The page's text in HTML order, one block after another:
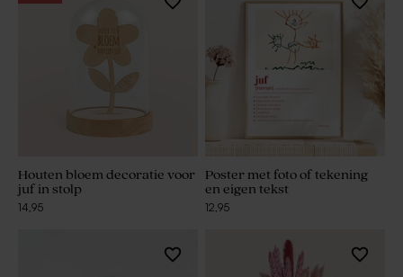
Houten bloem decoratie voor
juf in stolp
14,95
Poster met foto of tekening
en eigen tekst
12,95